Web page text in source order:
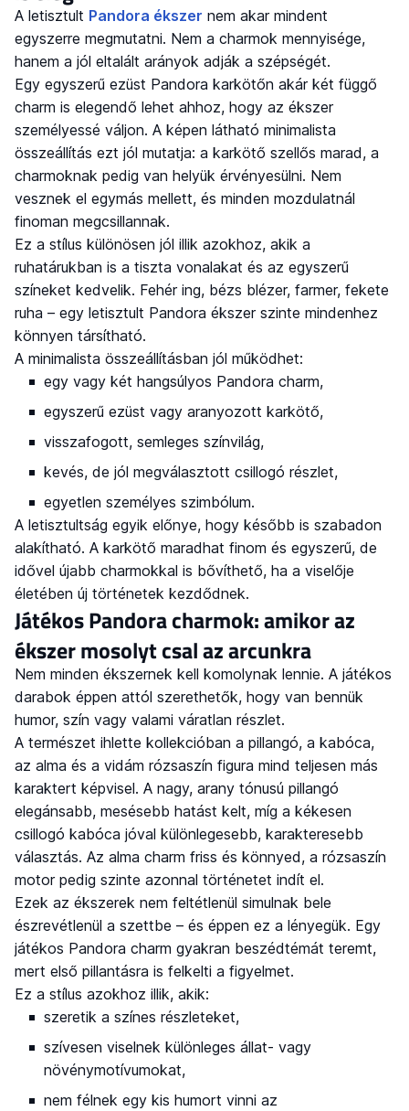
A letisztult Pandora ékszer nem akar mindent
egyszerre megmutatni. Nem a charmok mennyisége,
hanem a jól eltalált arányok adják a szépségét.
Egy egyszerű ezüst Pandora karkötőn akár két függő
charm is elegendő lehet ahhoz, hogy az ékszer
személyessé váljon. A képen látható minimalista
összeállítás ezt jól mutatja: a karkötő szellős marad, a
charmoknak pedig van helyük érvényesülni. Nem
vesznek el egymás mellett, és minden mozdulatnál
finoman megcsillannak.
Ez a stílus különösen jól illik azokhoz, akik a
ruhatárukban is a tiszta vonalakat és az egyszerű
színeket kedvelik. Fehér ing, bézs blézer, farmer, fekete
ruha – egy letisztult Pandora ékszer szinte mindenhez
könnyen társítható.
A minimalista összeállításban jól működhet:
egy vagy két hangsúlyos Pandora charm,
egyszerű ezüst vagy aranyozott karkötő,
visszafogott, semleges színvilág,
kevés, de jól megválasztott csillogó részlet,
egyetlen személyes szimbólum.
A letisztultság egyik előnye, hogy később is szabadon
alakítható. A karkötő maradhat finom és egyszerű, de
idővel újabb charmokkal is bővíthető, ha a viselője
életében új történetek kezdődnek.
Játékos Pandora charmok: amikor az
ékszer mosolyt csal az arcunkra
Nem minden ékszernek kell komolynak lennie. A játékos
darabok éppen attól szerethetők, hogy van bennük
humor, szín vagy valami váratlan részlet.
A természet ihlette kollekcióban a pillangó, a kabóca,
az alma és a vidám rózsaszín figura mind teljesen más
karaktert képvisel. A nagy, arany tónusú pillangó
elegánsabb, mesésebb hatást kelt, míg a kékesen
csillogó kabóca jóval különlegesebb, karakteresebb
választás. Az alma charm friss és könnyed, a rózsaszín
motor pedig szinte azonnal történetet indít el.
Ezek az ékszerek nem feltétlenül simulnak bele
észrevétlenül a szettbe – és éppen ez a lényegük. Egy
játékos Pandora charm gyakran beszédtémát teremt,
mert első pillantásra is felkelti a figyelmet.
Ez a stílus azokhoz illik, akik:
szeretik a színes részleteket,
szívesen viselnek különleges állat- vagy
növénymotívumokat,
nem félnek egy kis humort vinni az